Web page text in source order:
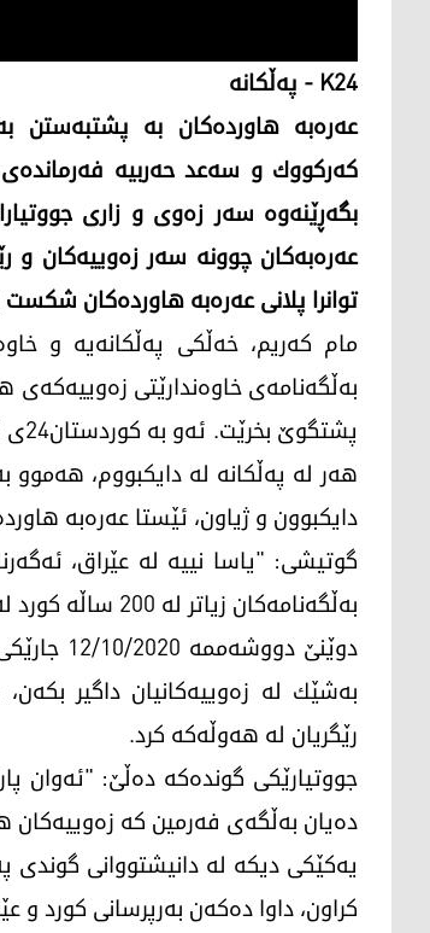
K24- پەڵكانە
عەرەبە ھاوردەکان بە پشتبەستن
كەركووك و سەعد حەربیە فەرماندەی
بگەڕێنەوە سەر زەوی و زاری
عەرەبەکان چوونە سەر زەوییەکان و
توانرا پلانی عەرەبە ھاوردەکان
مام کەریم، خەڵکی پەڵکانەیە و
بەڵگەنامەی خاوەندارێتی
ھەر لە پەڵكانە لە دایكبووم، ھەموو
دایكبوون و ژیاون، ئێستا عەرەبە
گوتیشی: "یاسا نییە لە عێراق،
بەڵگەنامەكان زیاتر لە 200 ساڵە كورد لەم گوندە دەژیت".
دوێنێ
بەشێك لە زەوییەكانیان داگیر
رێگریان لە ھەوڵەكە كرد.
جووتیارێكی گوندەكە دەڵێ: "ئەوان
دەیان بەڵگەی فەرمین كە زەوییەكان
یەكێكی دیكە لە دانیشتووانی گوندی
كراون، داوا دەكەن بەرپرسانی كورد و